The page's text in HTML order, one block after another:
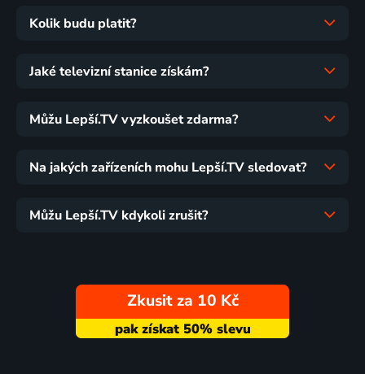
Kolik budu platit?
Jaké televizní stanice získám?
Můžu Lepší.TV vyzkoušet zdarma?
Na jakých zařízeních mohu Lepší.TV sledovat?
Můžu Lepší.TV kdykoli zrušit?
Zkusit za 10 Kč